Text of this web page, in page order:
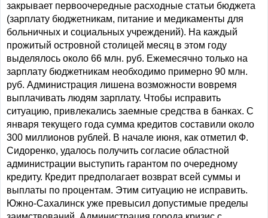
закрывает первоочередные расходные статьи бюджета
(зарплату бюджетникам, питание и медикаменты для
больничных и социальных учреждений). На каждый
прожитый островной столицей месяц в этом году
выделялось около 66 млн. руб. Ежемесячно только на
зарплату бюджетникам необходимо примерно 90 млн.
руб. Администрация лишена возможности вовремя
выплачивать людям зарплату. Чтобы исправить
ситуацию, привлекались заемные средства в банках. С
января текущего года сумма кредитов составили около
300 миллионов рублей. В начале июня, как отметил Ф.
Сидоренко, удалось получить согласие областной
администрации выступить гарантом по очередному
кредиту. Кредит предполагает возврат всей суммы и
выплаты по процентам. Этим ситуацию не исправить.
Южно-Сахалинск уже превысил допустимые пределы